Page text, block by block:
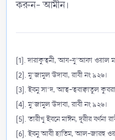
করুন- আমীন।
[1]. দারাকুত্বনী, আয-যু‘আফা ওয়াল
[2]. মু‘জামুল উদাবা, রাবী নং ৯২৬।
[3]. ইবনু সা‘দ, আত্ব-ত্ববাক্বাতুল
[4]. মু‘জামুল উদাবা, রাবী নং ৯২৬।
[5]. তারীখু ইবনে মাঈন, দূরীর বর্ণনা
[6]. ইবনু আবী হাতিম, আল-জারহু